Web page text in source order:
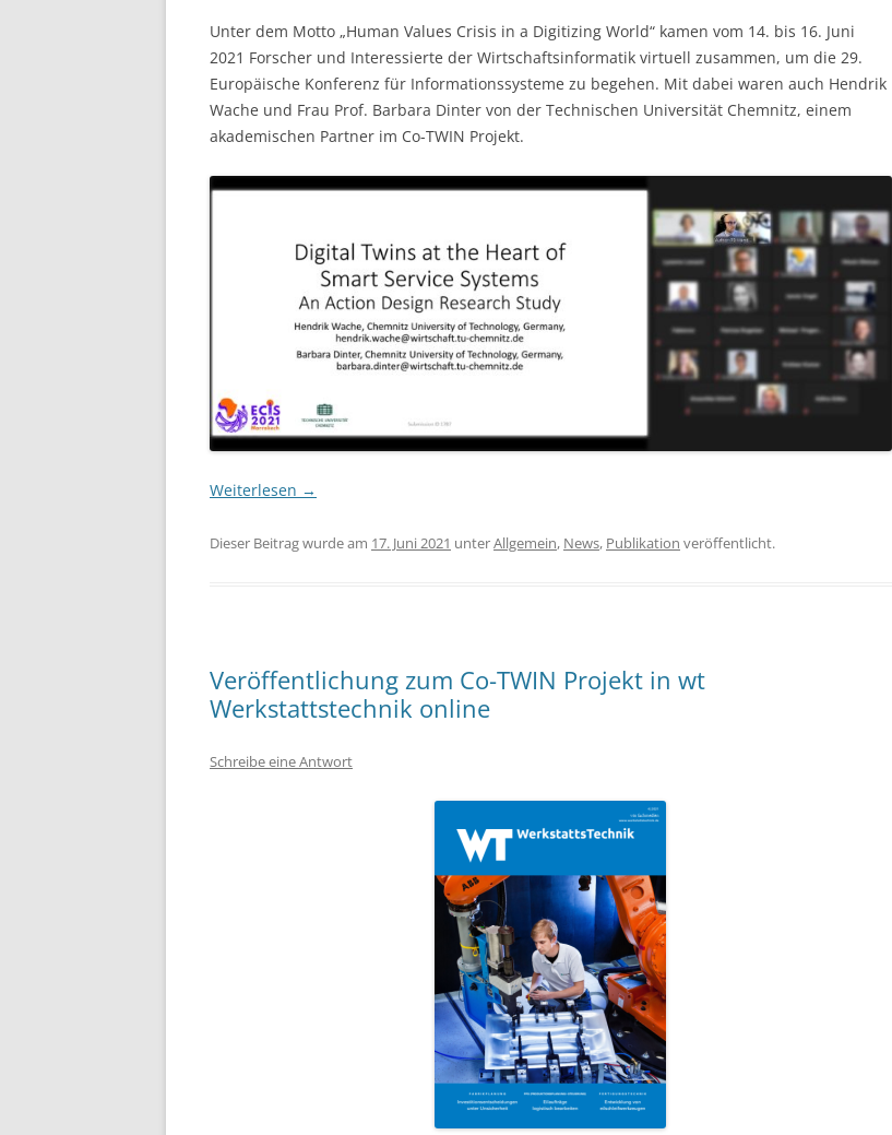
Unter dem Motto „Human Values Crisis in a Digitizing World“ kamen vom 14. bis 16. Juni
2021 Forscher und Interessierte der Wirtschaftsinformatik virtuell zusammen, um die 29.
Europäische Konferenz für Informationssysteme zu begehen. Mit dabei waren auch Hendrik
Wache und Frau Prof. Barbara Dinter von der Technischen Universität Chemnitz, einem
akademischen Partner im Co-TWIN Projekt.
Weiterlesen →
Dieser Beitrag wurde am 17. Juni 2021 unterAllgemein, News, Publikation veröffentlicht.
Veröffentlichung zum Co-TWIN Projekt in wt
Werkstattstechnik online
Schreibe eine Antwort